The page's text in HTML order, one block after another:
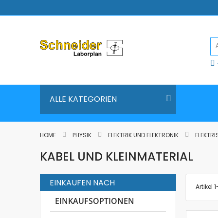
ALLE KATEGORIEN
HOME PHYSIK ELEKTRIK UND ELEKTRONIK
KABEL UND KLEINMATERIAL
Artikel 1
EINKAUFEN NACH
EINKAUFSOPTIONEN